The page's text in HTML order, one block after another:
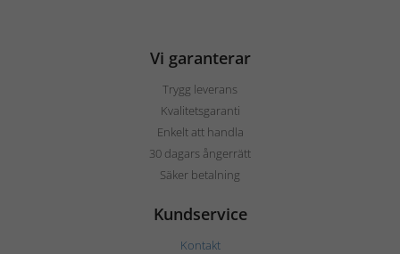
Vi garanterar
Trygg leverans
Kvalitetsgaranti
Enkelt att handla
30 dagars ångerrätt
Säker betalning
Kundservice
Kontakt